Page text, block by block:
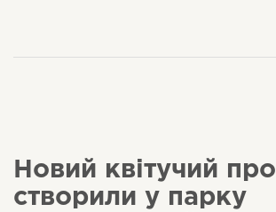
Новий квітучий
створили у парку